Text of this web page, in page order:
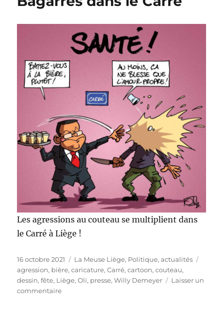
Les agressions au couteau se multiplient dans
le Carré à Liège !
Publié
le
16 octobre 2021 Catégories
La Meuse Liège, Politique, actualités
agression, bière,caricature,Carré,cartoon,couteau,
dessin,fête, Liège,Oli, presse,Willy Demeyer
Laisser un
commentairesur